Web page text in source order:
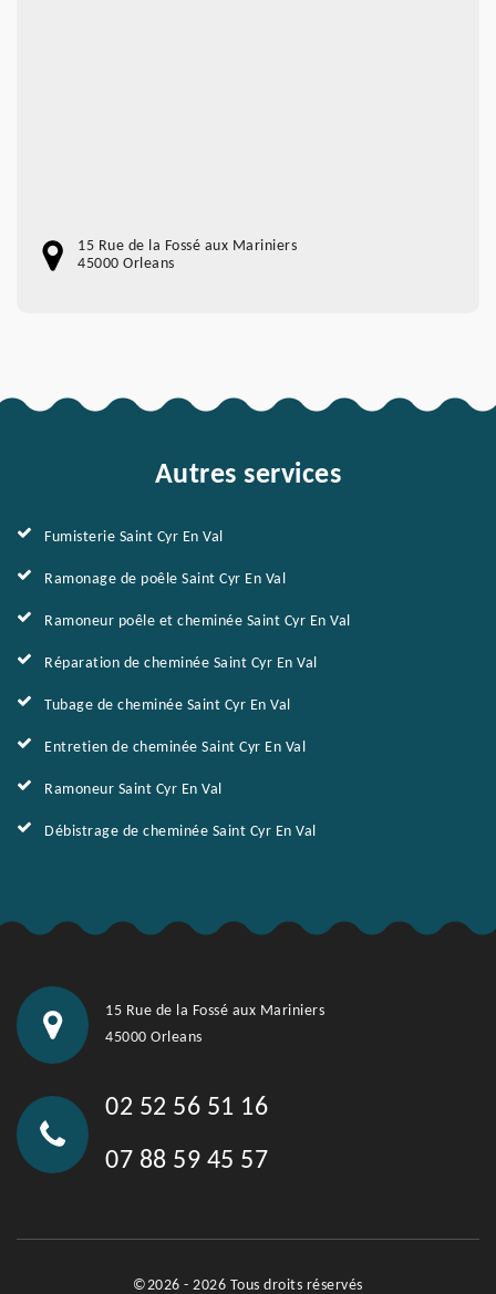
15 Rue de la Fossé aux Mariniers
45000 Orleans
Autres services
Fumisterie Saint Cyr En Val
Ramonage de poêle Saint Cyr En Val
Ramoneur poêle et cheminée Saint Cyr En Val
Réparation de cheminée Saint Cyr En Val
Tubage de cheminée Saint Cyr En Val
Entretien de cheminée Saint Cyr En Val
Ramoneur Saint Cyr En Val
Débistrage de cheminée Saint Cyr En Val
15 Rue de la Fossé aux Mariniers
45000 Orleans
02 52 56 51 16
07 88 59 45 57
©2026 - 2026 Tous droits réservés